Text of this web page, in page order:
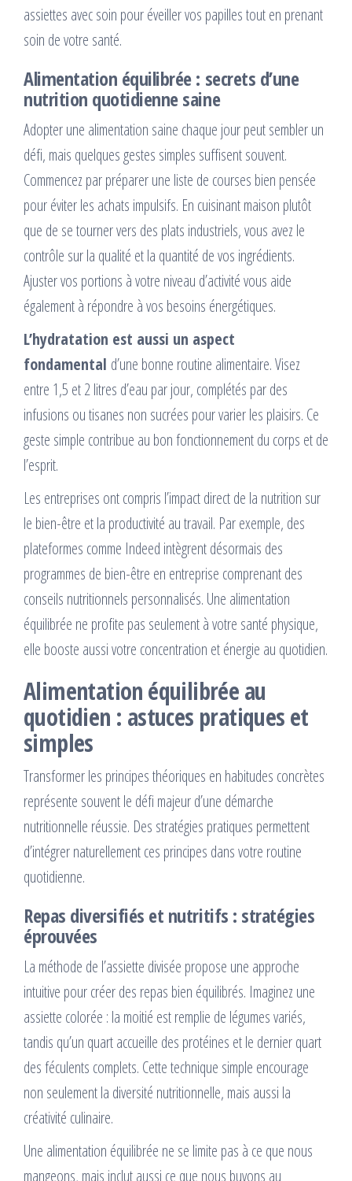
assiettes avec soin pour éveiller vos papilles tout en prenant
soin de votre santé.
Alimentation équilibrée : secrets d’une
nutrition quotidienne saine
Adopter une alimentation saine chaque jour peut sembler un
défi, mais quelques gestes simples suffisent souvent.
Commencez par préparer une liste de courses bien pensée
pour éviter les achats impulsifs. En cuisinant maison plutôt
que de se tourner vers des plats industriels, vous avez le
contrôle sur la qualité et la quantité de vos ingrédients.
Ajuster vos portions à votre niveau d’activité vous aide
également à répondre à vos besoins énergétiques.
L’hydratation est aussi un aspect
fondamental d’une bonne routine alimentaire. Visez
entre 1,5 et 2 litres d’eau par jour, complétés par des
infusions ou tisanes non sucrées pour varier les plaisirs. Ce
geste simple contribue au bon fonctionnement du corps et de
l’esprit.
Les entreprises ont compris l’impact direct de la nutrition sur
le bien-être et la productivité au travail. Par exemple, des
plateformes comme Indeed intègrent désormais des
programmes de bien-être en entreprise comprenant des
conseils nutritionnels personnalisés. Une alimentation
équilibrée ne profite pas seulement à votre santé physique,
elle booste aussi votre concentration et énergie au quotidien.
Alimentation équilibrée au
quotidien : astuces pratiques et
simples
Transformer les principes théoriques en habitudes concrètes
représente souvent le défi majeur d’une démarche
nutritionnelle réussie. Des stratégies pratiques permettent
d’intégrer naturellement ces principes dans votre routine
quotidienne.
Repas diversifiés et nutritifs : stratégies
éprouvées
La méthode de l’assiette divisée propose une approche
intuitive pour créer des repas bien équilibrés. Imaginez une
assiette colorée : la moitié est remplie de légumes variés,
tandis qu’un quart accueille des protéines et le dernier quart
des féculents complets. Cette technique simple encourage
non seulement la diversité nutritionnelle, mais aussi la
créativité culinaire.
Une alimentation équilibrée ne se limite pas à ce que nous
mangeons, mais inclut aussi ce que nous buvons au